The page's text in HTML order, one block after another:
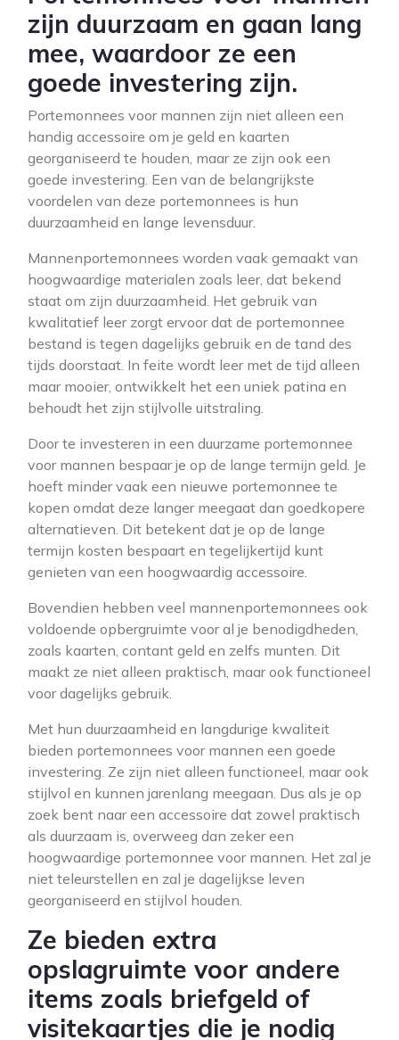
zijn duurzaam en gaan lang
mee, waardoor ze een
goede investering zijn.
Portemonnees voor mannen zijn niet alleen een
handig accessoire om je geld en kaarten
georganiseerd te houden, maar ze zijn ook een
goede investering. Een van de belangrijkste
voordelen van deze portemonnees is hun
duurzaamheid en lange levensduur.
Mannenportemonnees worden vaak gemaakt van
hoogwaardige materialen zoals leer, dat bekend
staat om zijn duurzaamheid. Het gebruik van
kwalitatief leer zorgt ervoor dat de portemonnee
bestand is tegen dagelijks gebruik en de tand des
tijds doorstaat. In feite wordt leer met de tijd alleen
maar mooier, ontwikkelt het een uniek patina en
behoudt het zijn stijlvolle uitstraling.
Door te investeren in een duurzame portemonnee
voor mannen bespaar je op de lange termijn geld. Je
hoeft minder vaak een nieuwe portemonnee te
kopen omdat deze langer meegaat dan goedkopere
alternatieven. Dit betekent dat je op de lange
termijn kosten bespaart en tegelijkertijd kunt
genieten van een hoogwaardig accessoire.
Bovendien hebben veel mannenportemonnees ook
voldoende opbergruimte voor al je benodigdheden,
zoals kaarten, contant geld en zelfs munten. Dit
maakt ze niet alleen praktisch, maar ook functioneel
voor dagelijks gebruik.
Met hun duurzaamheid en langdurige kwaliteit
bieden portemonnees voor mannen een goede
investering. Ze zijn niet alleen functioneel, maar ook
stijlvol en kunnen jarenlang meegaan. Dus als je op
zoek bent naar een accessoire dat zowel praktisch
als duurzaam is, overweeg dan zeker een
hoogwaardige portemonnee voor mannen. Het zal je
niet teleurstellen en zal je dagelijkse leven
georganiseerd en stijlvol houden.
Ze bieden extra
opslagruimte voor andere
items zoals briefgeld of
visitekaartjes die je nodig